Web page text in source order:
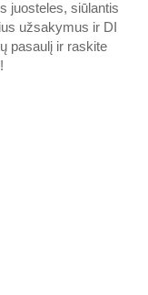
juosteles, siūlantis
užsakymus ir DI
pasaulį ir raskite